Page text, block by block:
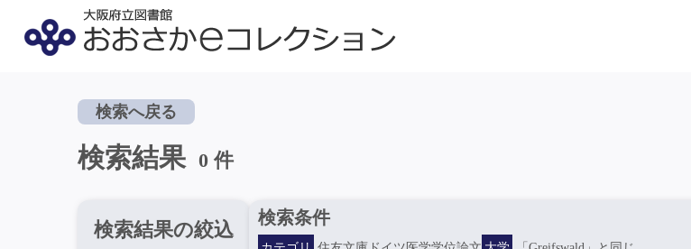
検索へ戻る
検索結果 0 件
検索結果の絞込
検索条件